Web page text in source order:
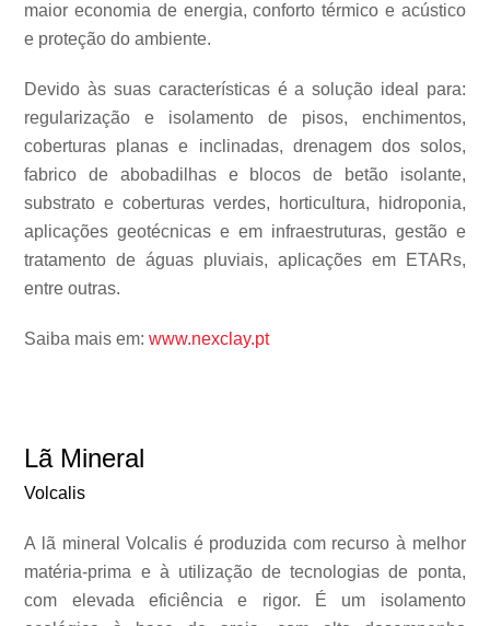
maior economia de energia, conforto térmico e acústico
e proteção do ambiente.
Devido às suas características é a solução ideal para:
regularização e isolamento de pisos, enchimentos,
coberturas planas e inclinadas, drenagem dos solos,
fabrico de abobadilhas e blocos de betão isolante,
substrato e coberturas verdes, horticultura, hidroponia,
aplicações geotécnicas e em infraestruturas, gestão e
tratamento de águas pluviais, aplicações em ETARs,
entre outras.
Saiba mais em:www.nexclay.pt
Lã Mineral
Volcalis
A lã mineral Volcalis é produzida com recurso à melhor
matéria-prima e à utilização de tecnologias de ponta,
com elevada eficiência e rigor. É um isolamento